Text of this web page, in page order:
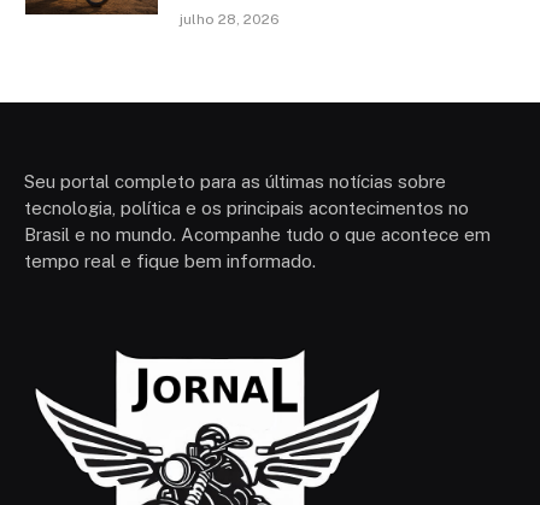
julho 28, 2026
Seu portal completo para as últimas notícias sobre
tecnologia, política e os principais acontecimentos no
Brasil e no mundo. Acompanhe tudo o que acontece em
tempo real e fique bem informado.